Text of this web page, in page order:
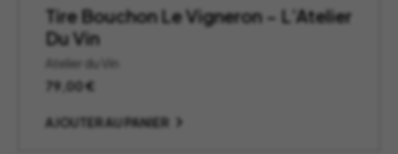
Tire Bouchon Le Vigneron – L’Atelier
Du Vin
Atelier du Vin
79,00€
AJOUTER AU PANIER